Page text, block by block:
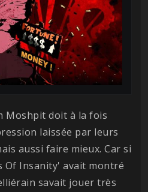
Moshpit doit à la fois
laissée par leurs
aussi faire mieux. Car si
Of Insanity' avait montré
savait jouer très